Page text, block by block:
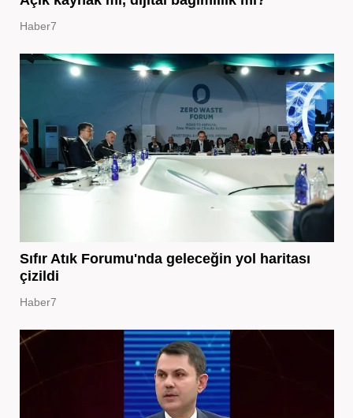
Haber7
Sıfır Atık Forumu'nda geleceğin yol haritası
çizildi
Haber7